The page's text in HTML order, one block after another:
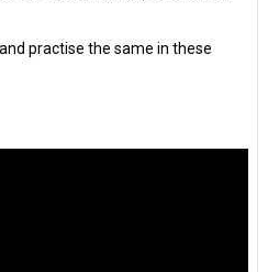
practise the same in these